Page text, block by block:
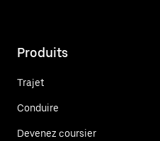
Produits
Trajet
Conduire
Devenez coursier